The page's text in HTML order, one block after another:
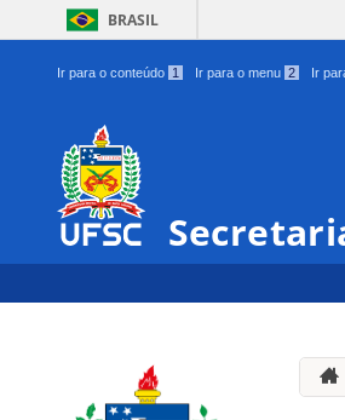
BRASIL
Ir para o conteúdo 1 Ir para o menu 2 Ir